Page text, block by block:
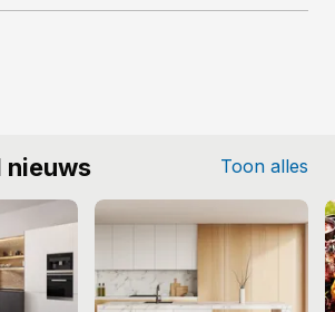
nieuws Toon alles